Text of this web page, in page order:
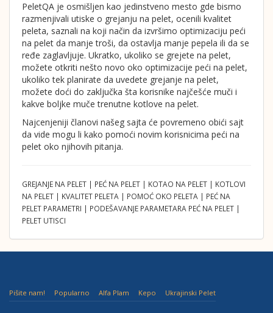
PeletQA je osmišljen kao jedinstveno mesto gde bismo
razmenjivali utiske o grejanju na pelet, ocenili kvalitet
peleta, saznali na koji način da izvršimo optimizaciju peći
na pelet da manje troši, da ostavlja manje pepela ili da se
ređe zaglavljuje. Ukratko, ukoliko se grejete na pelet,
možete otkriti nešto novo oko optimizacije peći na pelet,
ukoliko tek planirate da uvedete grejanje na pelet,
možete doći do zaključka šta korisnike najčešće muči i
kakve boljke muče trenutne kotlove na pelet.
Najcenjeniji članovi našeg sajta će povremeno obići sajt
da vide mogu li kako pomoći novim korisnicima peći na
pelet oko njihovih pitanja.
GREJANJE NA PELET | PEĆ NA PELET | KOTAO NA PELET | KOTLOVI
NA PELET | KVALITET PELETA | POMOĆ OKO PELETA | PEĆ NA
PELET PARAMETRI | PODEŠAVANJE PARAMETARA PEĆ NA PELET |
PELET UTISCI
Pišite nam! Popularno Alfa Plam Kepo Ukrajinski Pelet